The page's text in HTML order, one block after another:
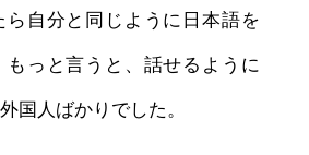
自分と同じように日本語を
っと言うと、話せるように
国人ばかりでした。